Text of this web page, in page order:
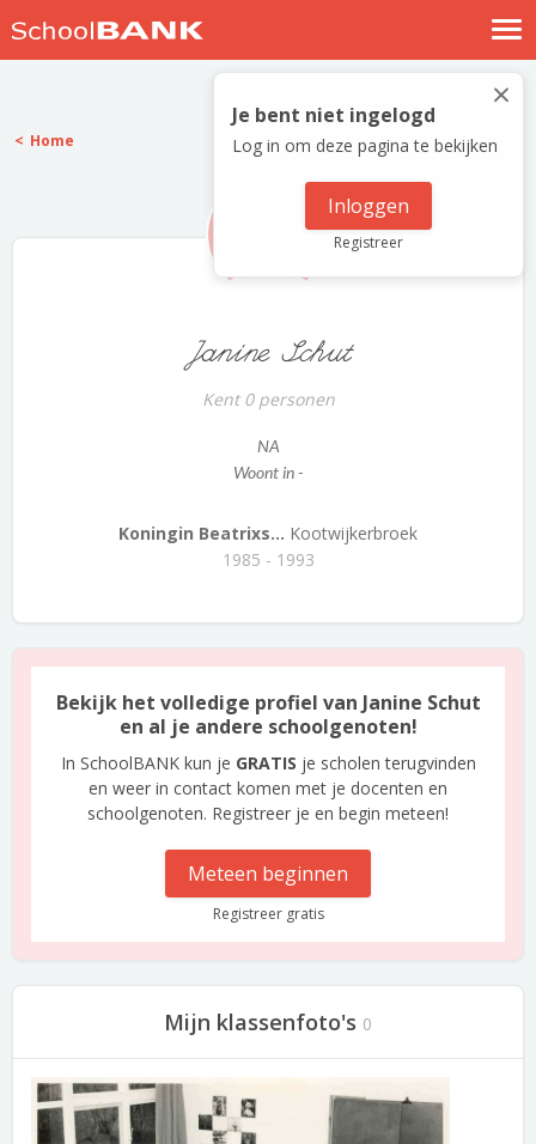
Nostalgische verhalen
Log in
Meld je gratis aan
×
Je bent niet ingelogd
Log in om deze pagina te bekijken
Inloggen
Registreer
Home
Janine Schut
Kent 0 personen
NA
Woont in -
Koningin Beatrixs... Kootwijkerbroek
1985 - 1993
Bekijk het volledige profiel van Janine Schut
en al je andere schoolgenoten!
In SchoolBANK kun je GRATIS je scholen terugvinden
en weer in contact komen met je docenten en
schoolgenoten. Registreer je en begin meteen!
Meteen beginnen
Registreer gratis
Mijn klassenfoto's 0